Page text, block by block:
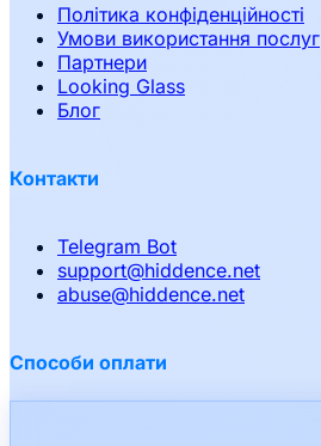
Політика конфіденційності
Умови використання послуг
Партнери
Looking Glass
Блог
Контакти
Telegram Bot
support@hiddence.net
abuse@hiddence.net
Способи оплати